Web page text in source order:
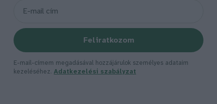
Feliratkozom
E-mail-címem megadásával hozzájárulok személyes adataim
kezeléséhez. Adatkezelési szabályzat